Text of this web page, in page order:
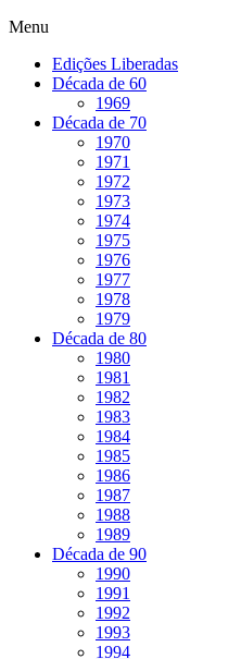
Menu
Edições Liberadas
Década de 60
1969
Década de 70
1970
1971
1972
1973
1974
1975
1976
1977
1978
1979
Década de 80
1980
1981
1982
1983
1984
1985
1986
1987
1988
1989
Década de 90
1990
1991
1992
1993
1994